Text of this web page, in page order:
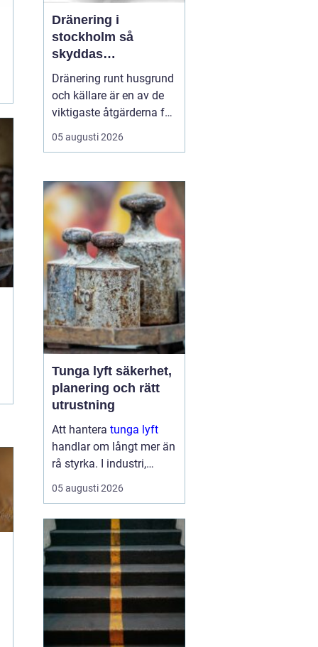
Dränering i
stockholm så
skyddas
husgrunden mot
fukt och skador
Dränering runt husgrund
och källare är en av de
viktigaste åtgärderna för
att skydda en fastighet
på lång sikt. I
markförhållanden, äldre
bebyggelse och kraftiga
regn skapar extra
påfrestningar, kan en
genomtänkt dränering
vara skillna...
05 augusti 2026
Tunga lyft säkerhet,
planering och rätt
utrustning
Att hantera tunga lyft
handlar om långt mer än
rå styrka. I industri,
byggprojekt och
infrastruktur kan ett
allvarliga skador på
människor, maskiner och
byggnader. Samtidigt ...
05 augusti 2026